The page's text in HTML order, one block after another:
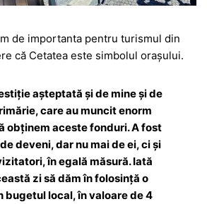
de importanta pentru turismul din
că Cetatea este simbolul orașului.
așteptată și de mine și de
care au muncit enorm
obținem aceste fonduri. A fost
deveni, dar nu mai de ei, ci și
în egală măsură. Iată
zi să dăm în folosință o
bugetul local, în valoare de 4